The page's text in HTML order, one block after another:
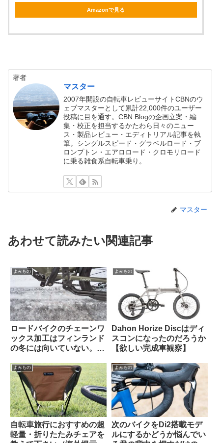
Amazonで見る
著者
マスター
2007年開設の自転車レビューサイトCBNのウ
ェブマスターとして累計22,000件のユーザー
投稿に目を通す。CBN Blogの企画立案・編
集・校正を担当するかたわら日々のニュー
ス・製品レビュー・エディトリアル記事を執
筆。シングルスピード・グラベルロード・ブ
ロンプトン・エアロロード・クロモリロード
に乗る雑食系自転車乗り。
マスター
あわせて読みたい関連記事
よみもの
ロードバイクのチェーンワ
ックス加工はフィンランド
の冬には向いていない。大
でも弱い？（海外掲示板か
ら）
よみもの
Dahon Horize Discはディ
スコンになったのだろうか
【欲しい完成車観察】
よみもの
自転車旅行におすすめの超
軽量・折りたたみチェアを
よみもの
次のバイクをDi2搭載モデ
ルにするかどうか悩んでい